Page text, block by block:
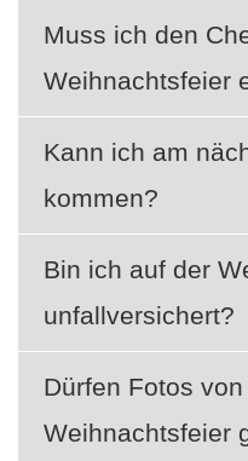
Muss ich den
Weihnachtsfeier
Kann ich am
kommen?
Bin ich auf der
unfallversichert?
Dürfen Fotos
Weihnachtsfeier